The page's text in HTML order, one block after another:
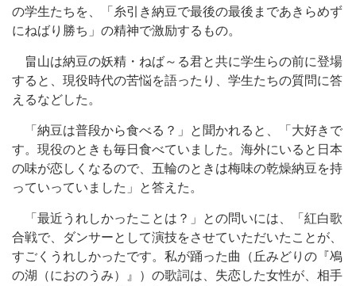
の学生たちを、「糸引き納豆で最後の最後まであきらめず
にねばり勝ち」の精神で激励するもの。
畠山は納豆の妖精・ねば～る君と共に学生らの前に登場
すると、現役時代の苦悩を語ったり、学生たちの質問に答
えるなどした。
「納豆は普段から食べる？」と聞かれると、「大好きで
す。現役のときも毎日食べていました。海外にいると日本
の味が恋しくなるので、五輪のときは梅味の乾燥納豆を持
っていっていました」と答えた。
「最近うれしかったことは？」との問いには、「紅白歌
合戦で、ダンサーとして演技をさせていただいたことが、
すごくうれしかったです。私が踊った曲（丘みどりの『鳰
の湖（におのうみ）』）の歌詞は、失恋した女性が、相手